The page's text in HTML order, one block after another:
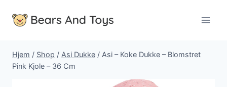
Hjem / Shop / Asi Dukke / Asi – Koke Dukke – Blomstret
Pink Kjole – 36 Cm